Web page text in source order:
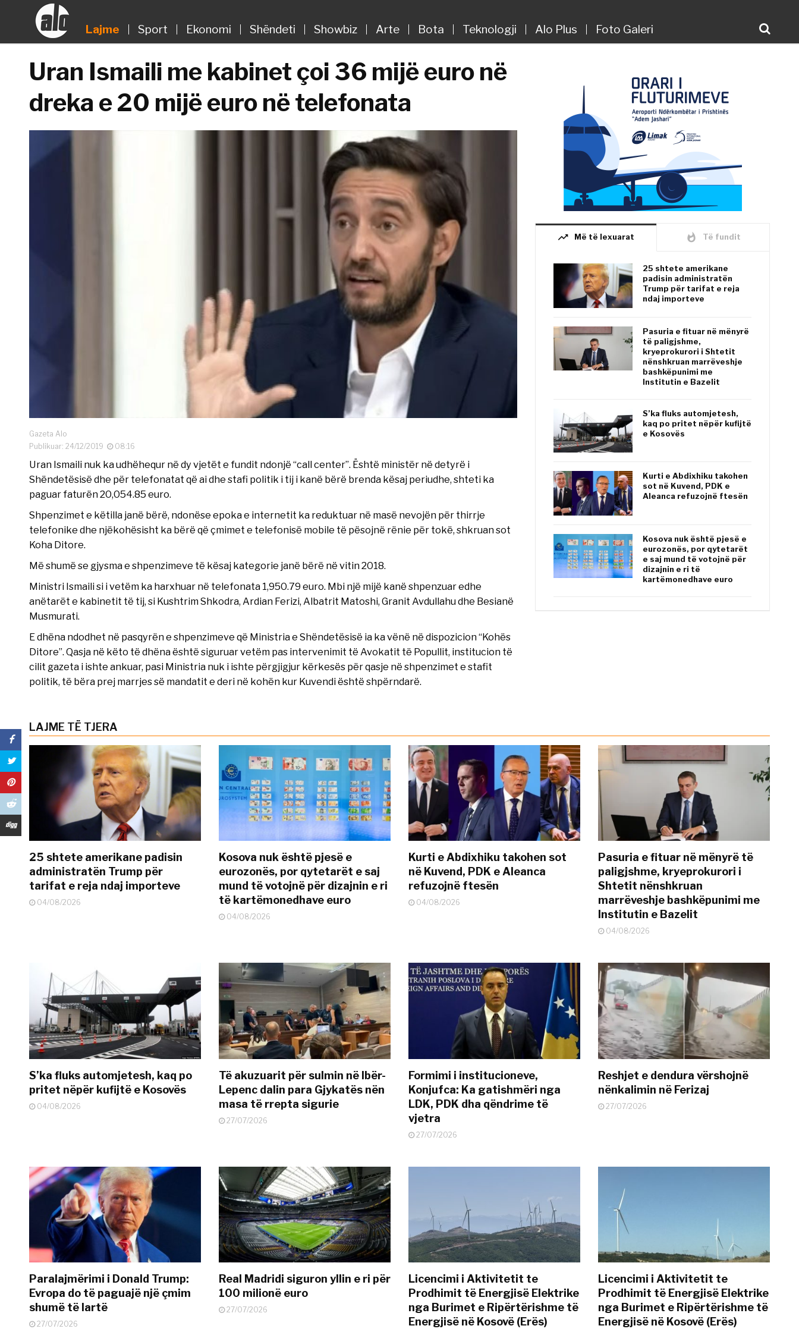
Lajme Sport Ekonomi Shëndeti Showbiz Arte Bota Teknologji Alo Plus Foto Galeri
Uran Ismaili me kabinet çoi 36 mijë euro në
dreka e 20 mijë euro në telefonata
Gazeta Alo
Publikuar: 24/12/2019
08:16
Uran Ismaili nuk ka udhëhequr në dy vjetët e fundit ndonjë “call center”. Është ministër në detyrë i
Shëndetësisë dhe për telefonatat që ai dhe stafi politik i tij i kanë bërë brenda kësaj periudhe, shteti ka
paguar faturën 20,054.85 euro.
Shpenzimet e këtilla janë bërë, ndonëse epoka e internetit ka reduktuar në masë nevojën për thirrje
telefonike dhe njëkohësisht ka bërë që çmimet e telefonisë mobile të pësojnë rënie për tokë, shkruan sot
Koha Ditore.
Më shumë se gjysma e shpenzimeve të kësaj kategorie janë bërë në vitin 2018.
Ministri Ismaili si i vetëm ka harxhuar në telefonata 1,950.79 euro. Mbi një mijë kanë shpenzuar edhe
anëtarët e kabinetit të tij, si Kushtrim Shkodra, Ardian Ferizi, Albatrit Matoshi, Granit Avdullahu dhe Besianë
Musmurati.
E dhëna ndodhet në pasqyrën e shpenzimeve që Ministria e Shëndetësisë ia ka vënë në dispozicion “Kohës
Ditore”. Qasja në këto të dhëna është siguruar vetëm pas intervenimit të Avokatit të Popullit, institucion të
cilit gazeta i ishte ankuar, pasi Ministria nuk i ishte përgjigjur kërkesës për qasje në shpenzimet e stafit
politik, të bëra prej marrjes së mandatit e deri në kohën kur Kuvendi është shpërndarë.
trending_up Më të lexuarat whatshot Të fundit
25 shtete amerikane
padisin administratën
Trump për tarifat e reja
ndaj importeve
Pasuria e fituar në mënyrë
të paligjshme,
kryeprokurori i Shtetit
nënshkruan marrëveshje
bashkëpunimi me
Institutin e Bazelit
S’ka fluks automjetesh,
kaq po pritet nëpër kufijtë
e Kosovës
Kurti e Abdixhiku takohen
sot në Kuvend, PDK e
Aleanca refuzojnë ftesën
Kosova nuk është pjesë e
eurozonës, por qytetarët
e saj mund të votojnë për
dizajnin e ri të
kartëmonedhave euro
LAJME TË TJERA
25 shtete amerikane padisin
administratën Trump për
tarifat e reja ndaj importeve
04/08/2026
Kosova nuk është pjesë e
eurozonës, por qytetarët e saj
mund të votojnë për dizajnin e ri
të kartëmonedhave euro
04/08/2026
Kurti e Abdixhiku takohen sot
në Kuvend, PDK e Aleanca
refuzojnë ftesën
04/08/2026
Pasuria e fituar në mënyrë të
paligjshme, kryeprokurori i
Shtetit nënshkruan
marrëveshje bashkëpunimi me
Institutin e Bazelit
04/08/2026
S’ka fluks automjetesh, kaq po
pritet nëpër kufijtë e Kosovës
04/08/2026
Të akuzuarit për sulmin në Ibër-
Lepenc dalin para Gjykatës nën
masa të rrepta sigurie
27/07/2026
Formimi i institucioneve,
Konjufca: Ka gatishmëri nga
LDK, PDK dha qëndrime të
vjetra
27/07/2026
Reshjet e dendura vërshojnë
nënkalimin në Ferizaj
27/07/2026
Paralajmërimi i Donald Trump:
Evropa do të paguajë një çmim
shumë të lartë
27/07/2026
Real Madridi siguron yllin e ri për
100 milionë euro
27/07/2026
Licencimi i Aktivitetit te
Prodhimit të Energjisë Elektrike
nga Burimet e Ripërtërishme të
Energjisë në Kosovë (Erës)
Licencimi i Aktivitetit te
Prodhimit të Energjisë Elektrike
nga Burimet e Ripërtërishme të
Energjisë në Kosovë (Erës)